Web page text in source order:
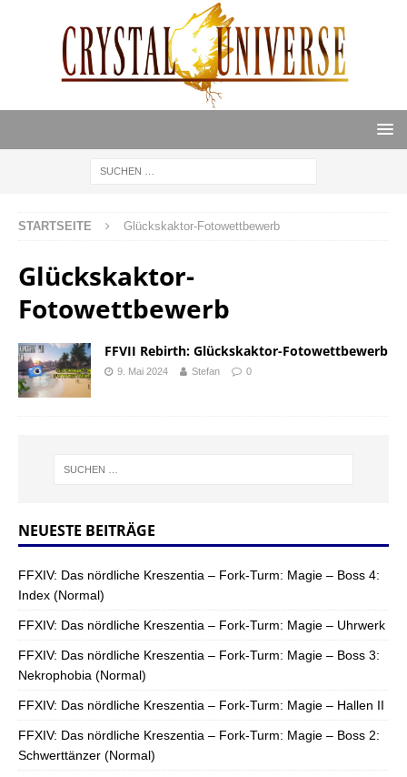
STARTSEITE Glückskaktor-Fotowettbewerb
Glückskaktor-
Fotowettbewerb
FFVII Rebirth: Glückskaktor-Fotowettbewerb
9. Mai 2024 Stefan 0
NEUESTE BEITRÄGE
FFXIV: Das nördliche Kreszentia – Fork-Turm: Magie – Boss 4:
Index (Normal)
FFXIV: Das nördliche Kreszentia – Fork-Turm: Magie – Uhrwerk
FFXIV: Das nördliche Kreszentia – Fork-Turm: Magie – Boss 3:
Nekrophobia (Normal)
FFXIV: Das nördliche Kreszentia – Fork-Turm: Magie – Hallen II
FFXIV: Das nördliche Kreszentia – Fork-Turm: Magie – Boss 2:
Schwerttänzer (Normal)